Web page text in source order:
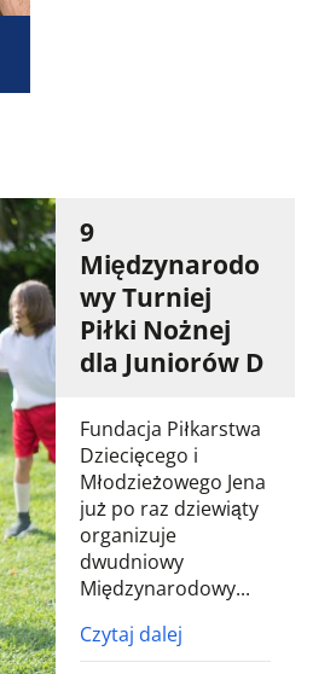
9
Międzynarodo
wy Turniej
Piłki Nożnej
dla Juniorów D
Fundacja Piłkarstwa
Dziecięcego i
Młodzieżowego Jena
już po raz dziewiąty
organizuje
dwudniowy
Międzynarodowy...
Czytaj dalej